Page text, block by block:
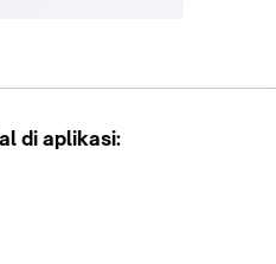
di aplikasi: